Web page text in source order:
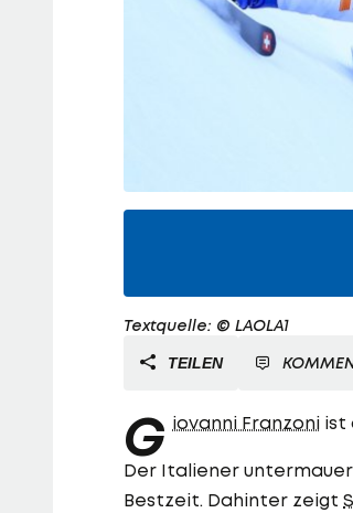
Textquelle: © LAOLA1
TEILEN
G iovanni Franzoni ist
Der Italiener
Bestzeit. Dahinter zeigt